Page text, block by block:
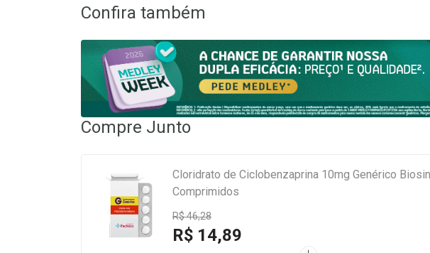
Confira também
Compre Junto
Cloridrato de Ciclobenzaprina 10mg Genérico
Comprimidos
R$ 46,28
R$ 14,89